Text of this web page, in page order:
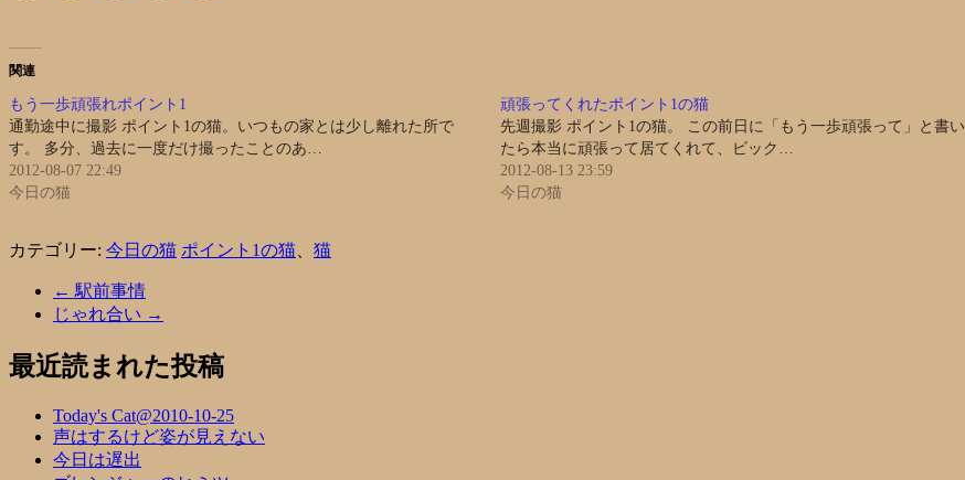
関連
もう一歩頑張れポイント1
通勤途中に撮影 ポイント1の猫。いつもの家とは少し離れた所で
す。 多分、過去に一度だけ撮ったことのあ…
2012-08-07 22:49
今日の猫
頑張ってくれたポイント1の猫
先週撮影 ポイント1の猫。 この前日に「もう一歩頑張って」と書い
たら本当に頑張って居てくれて、ビック…
2012-08-13 23:59
今日の猫
カテゴリー: 今日の猫 ポイント1の猫 猫
← 駅前事情
じゃれ合い →
最近読まれた投稿
Today's Cat@2010-10-25
声はするけど姿が見えない
今日は遅出